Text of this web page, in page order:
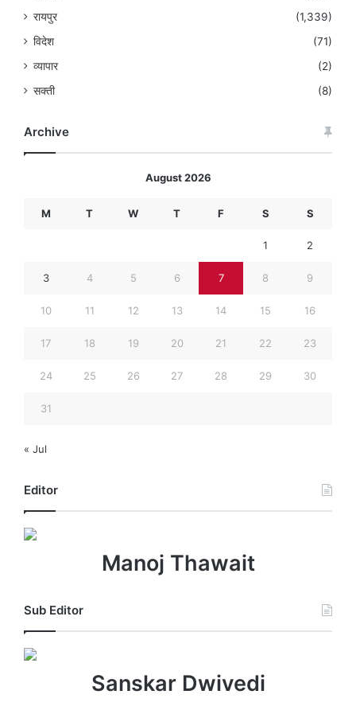
रायपुर
(1,339)
विदेश
(71)
व्यापार
(2)
सक्ती
(8)
Archive
August 2026
M T W T F S S
1 2
3 4 5 6 7 8 9
10 11 12 13 14 15 16
17 18 19 20 21 22 23
24 25 26 27 28 29 30
31
« Jul
Editor
Manoj Thawait
Sub Editor
Sanskar Dwivedi